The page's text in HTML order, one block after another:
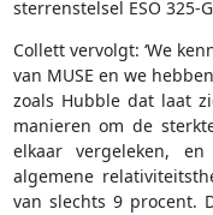
sterrenstelsel ESO 325-
Collett vervolgt: ‘We
van MUSE en we
zoals Hubble dat laat
manieren om de
elkaar vergeleken,
algemene
van slechts 9 procent.